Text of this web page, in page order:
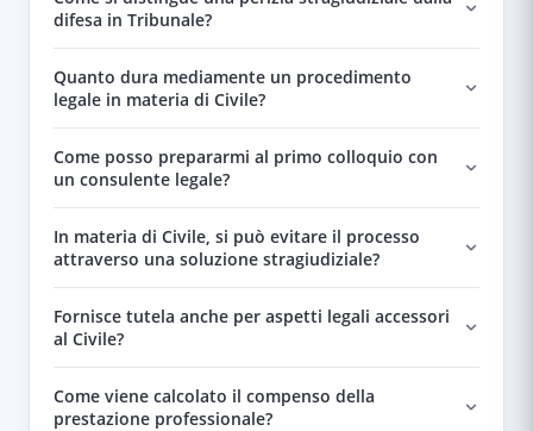
difesa in Tribunale?
Quanto dura mediamente un procedimento
legale in materia di Civile?
Come posso prepararmi al primo colloquio con
un consulente legale?
In materia di Civile, si può evitare il processo
attraverso una soluzione stragiudiziale?
Fornisce tutela anche per aspetti legali accessori
al Civile?
Come viene calcolato il compenso della
prestazione professionale?